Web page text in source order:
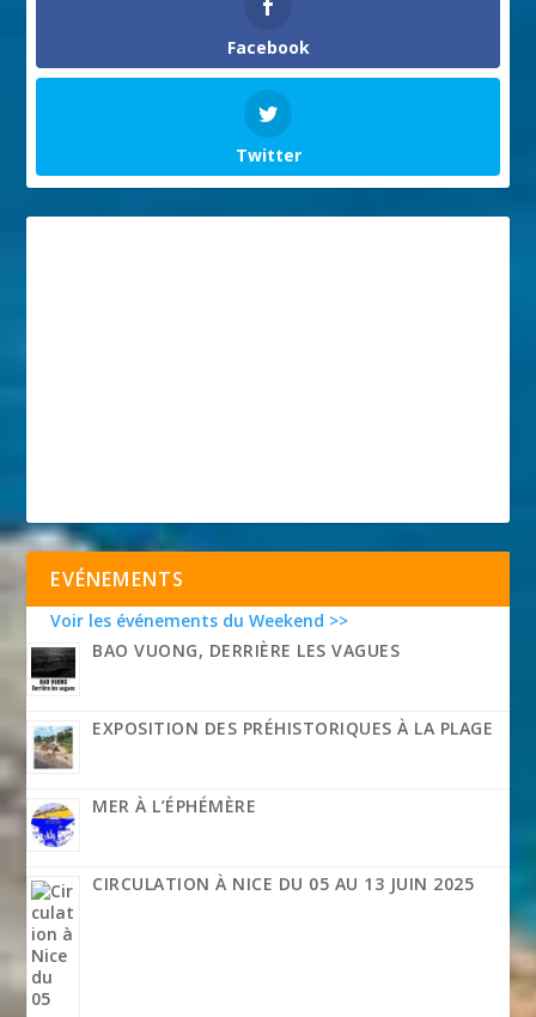
Facebook
Twitter
EVÉNEMENTS
Voir les événements du Weekend >>
BAO VUONG, DERRIÈRE LES VAGUES
EXPOSITION DES PRÉHISTORIQUES À LA PLAGE
MER À L’ÉPHÉMÈRE
CIRCULATION À NICE DU 05 AU 13 JUIN 2025